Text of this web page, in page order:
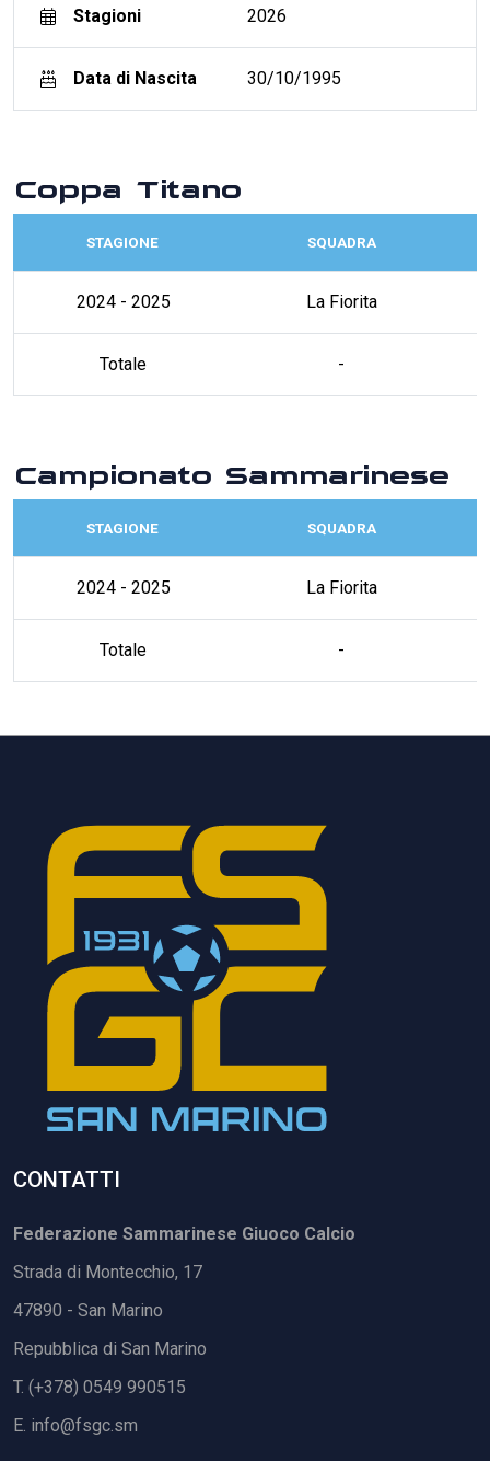
Stagioni 2026
Data di Nascita 30/10/1995
Coppa Titano
STAGIONE SQUADRA
2024 - 2025 La Fiorita
Totale -
Campionato Sammarinese
STAGIONE SQUADRA
2024 - 2025 La Fiorita
Totale -
CONTATTI
Federazione Sammarinese Giuoco Calcio
Strada di Montecchio, 17
47890 - San Marino
Repubblica di San Marino
T. (+378) 0549 990515
E. info@fsgc.sm